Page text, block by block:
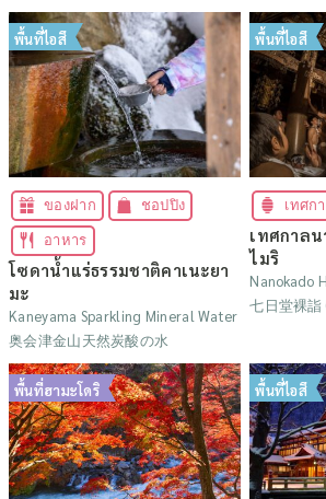
พื้นที่ไอสึ
ของฝาก ชอปปิง
อาหาร
โซดาน้ำแร่ธรรมชาติคาเนะยา
มะ
Kaneyama Sparkling Mineral Water
奥会津金山天然炭酸の水
พื้นที่ไอสึ
เทศก
เทศกาลน
ไมริ
Nanokado
七日堂裸詣
พื้นที่ฮามะโดริ พื้นที่ไอสึ